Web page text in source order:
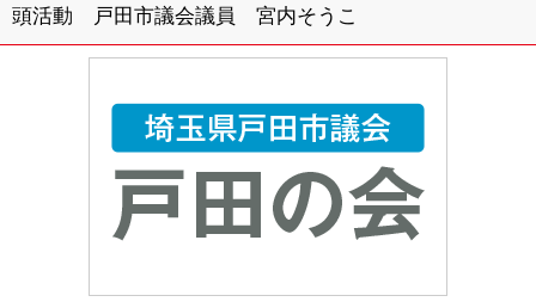
頭活動 戸田市議会議員 宮内そうこ